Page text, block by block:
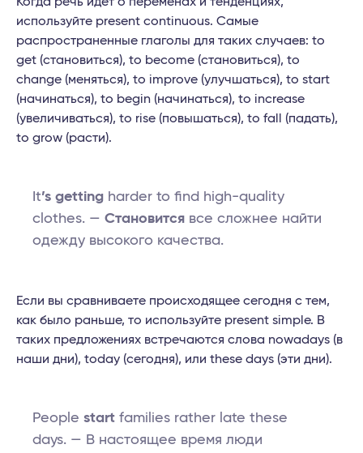
используйте present continuous. Самые
распространенные глаголы для таких случаев: to
get (становиться), to become (становиться), to
change (меняться), to improve (улучшаться), to start
(начинаться), to begin (начинаться), to increase
(увеличиваться), to rise (повышаться), to fall (падать),
to grow (расти).
It’s getting harder to find high-quality
clothes. — Становится все сложнее найти
одежду высокого качества.
Если вы сравниваете происходящее сегодня с тем,
как было раньше, то используйте present simple. В
таких предложениях встречаются слова nowadays (в
наши дни), today (сегодня), или these days (эти дни).
People start families rather late these
days. — В настоящее время люди